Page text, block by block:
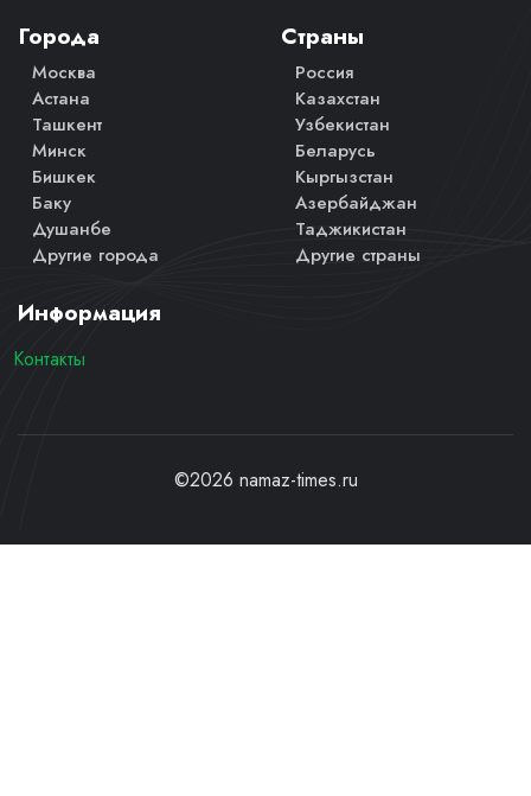
Города
Москва
Астана
Ташкент
Минск
Бишкек
Баку
Душанбе
Другие города
Страны
Россия
Казахстан
Узбекистан
Беларусь
Кыргызстан
Азербайджан
Таджикистан
Другие страны
Информация
Контакты
©2026 namaz-times.ru